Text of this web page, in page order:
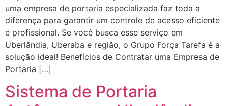
uma empresa de portaria especializada faz toda a
diferença para garantir um controle de acesso eficiente
e profissional. Se você busca esse serviço em
Uberlândia, Uberaba e região, o Grupo Força Tarefa é a
solução ideal! Benefícios de Contratar uma Empresa de
Portaria […]
Sistema de Portaria